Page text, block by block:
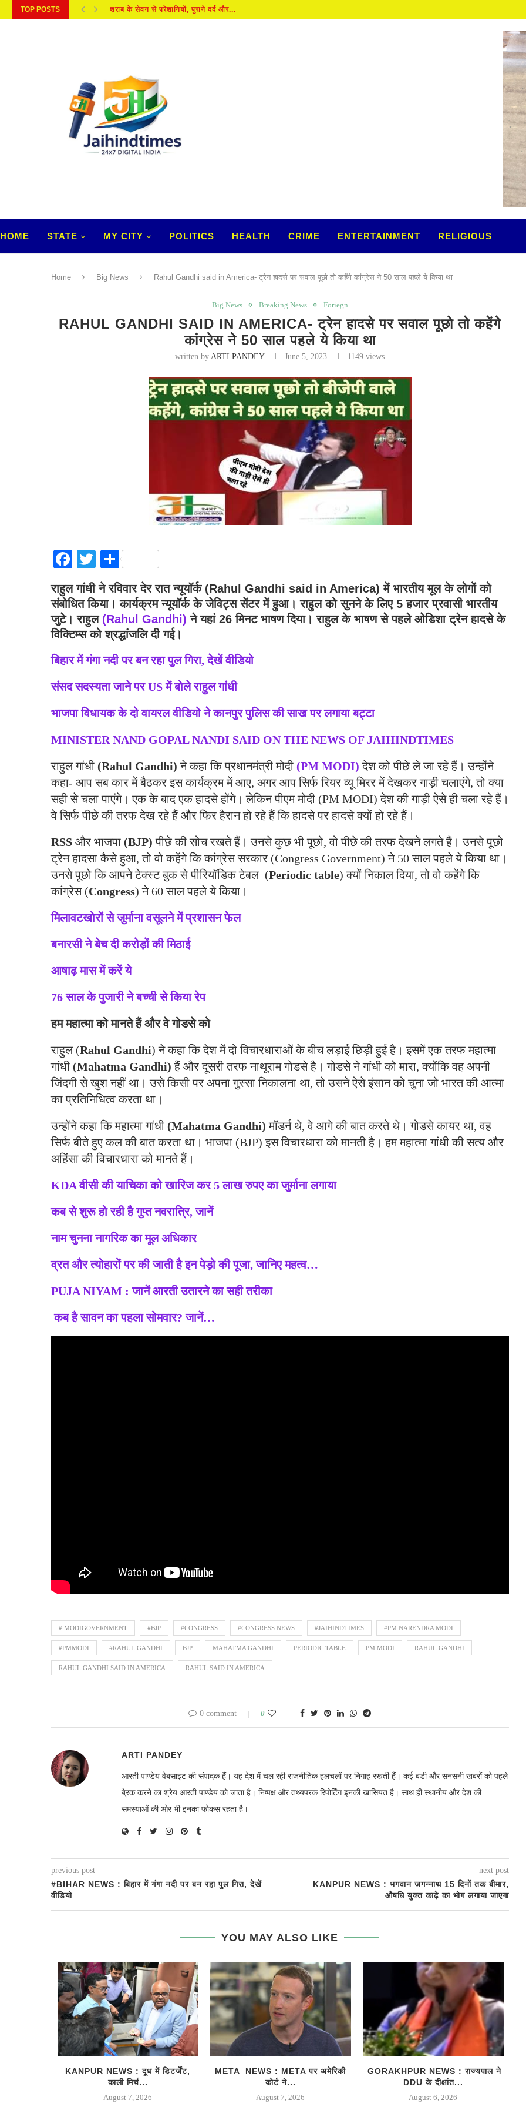
TOP POSTS शराब के सेवन से परेशानियों, पुराने दर्द और...
HOME STATE MY CITY POLITICS HEALTH CRIME ENTERTAINMENT RELIGIOUS
Home Big News Rahul Gandhi said in America- ट्रेन हादसे पर सवाल पूछो तो कहेंगे कांग्रेस ने 50 साल पहले ये किया था
Big News Breaking News Foriegn
RAHUL GANDHI SAID IN AMERICA- ट्रेन हादसे पर सवाल पूछो तो कहेंगे
कांग्रेस ने 50 साल पहले ये किया था
written byARTI PANDEY June 5, 2023 1149 views
Facebook
Twitter
Share
राहुल गांधी ने रविवार देर रात न्यूयॉर्क (Rahul Gandhi said in America)में भारतीय मूल के लोगों को
संबोधित किया। कार्यक्रम न्यूयॉर्क के जेविट्स सेंटर में हुआ। राहुल को सुनने के लिए 5 हजार प्रवासी भारतीय
जुटे। राहुल (Rahul Gandhi) ने यहां 26 मिनट भाषण दिया। राहुल के भाषण से पहले ओडिशा ट्रेन हादसे के
विक्टिम्स को श्रद्धांजलि दी गई।
बिहार में गंगा नदी पर बन रहा पुल गिरा, देखें वीडियो
संसद सदस्यता जाने पर US में बोले राहुल गांधी
भाजपा विधायक के दो वायरल वीडियो ने कानपुर पुलिस की साख पर लगाया बट्टा
MINISTER NAND GOPAL NANDI SAID ON THE NEWS OF JAIHINDTIMES
राहुल गांधी (Rahul Gandhi)ने कहा कि प्रधानमंत्री मोदी (PM MODI) देश को पीछे ले जा रहे हैं। उन्होंने
कहा- आप सब कार में बैठकर इस कार्यक्रम में आए, अगर आप सिर्फ रियर व्यू मिरर में देखकर गाड़ी चलाएंगे, तो क्या
सही से चला पाएंगे। एक के बाद एक हादसे होंगे। लेकिन पीएम मोदी (PM MODI) देश की गाड़ी ऐसे ही चला रहे हैं।
वे सिर्फ पीछे की तरफ देख रहे हैं और फिर हैरान हो रहे हैं कि हादसे पर हादसे क्यों हो रहे हैं।
RSS और भाजपा (BJP) पीछे की सोच रखते हैं। उनसे कुछ भी पूछो, वो पीछे की तरफ देखने लगते हैं। उनसे पूछो
ट्रेन हादसा कैसे हुआ, तो वो कहेंगे कि कांग्रेस सरकार (Congress Government) ने 50 साल पहले ये किया था।
उनसे पूछो कि आपने टेक्स्ट बुक से पीरियॉडिक टेबल (Periodic table) क्यों निकाल दिया, तो वो कहेंगे कि
कांग्रेस (Congress) ने 60 साल पहले ये किया।
मिलावटखोरों से जुर्माना वसूलने में प्रशासन फेल
बनारसी ने बेच दी करोड़ों की मिठाई
आषाढ़ मास में करें ये
76 साल के पुजारी ने बच्ची से किया रेप
हम महात्मा को मानते हैं और वे गोडसे को
राहुल (Rahul Gandhi) ने कहा कि देश में दो विचारधाराओं के बीच लड़ाई छिड़ी हुई है। इसमें एक तरफ महात्मा
गांधी (Mahatma Gandhi) हैं और दूसरी तरफ नाथूराम गोडसे है। गोडसे ने गांधी को मारा, क्योंकि वह अपनी
जिंदगी से खुश नहीं था। उसे किसी पर अपना गुस्सा निकालना था, तो उसने ऐसे इंसान को चुना जो भारत की आत्मा
का प्रतिनिधित्व करता था।
उन्होंने कहा कि महात्मा गांधी (Mahatma Gandhi) मॉडर्न थे, वे आगे की बात करते थे। गोडसे कायर था, वह
सिर्फ बीते हुए कल की बात करता था। भाजपा (BJP) इस विचारधारा को मानती है। हम महात्मा गांधी की सत्य और
अहिंसा की विचारधारा को मानते हैं।
KDA वीसी की याचिका को खारिज कर 5 लाख रुपए का जुर्माना लगाया
कब से शुरू हो रही है गुप्त नवरात्रि, जानें
नाम चुनना नागरिक का मूल अधिकार
व्रत और त्योहारों पर की जाती है इन पेड़ो की पूजा, जानिए महत्व…
PUJA NIYAM : जानें आरती उतारने का सही तरीका
कब है सावन का पहला सोमवार? जानें…
# MODIGOVERNMENT #BJP #CONGRESS #CONGRESS NEWS #JAIHINDTIMES #PM NARENDRA MODI
#PMMODI #RAHUL GANDHI BJP MAHATMA GANDHI PERIODIC TABLE PM MODI RAHUL GANDHI
RAHUL GANDHI SAID IN AMERICA RAHUL SAID IN AMERICA
0 comment 0
ARTI PANDEY
आरती पाण्डेय वेबसाइट की संपादक हैं। यह देश में चल रही राजनीतिक हलचलों पर निगाह रखती हैं। कई बडी और सनसनी खबरों को पहले
बे्रक करने का श्रेय आरती पाण्डेय को जाता है। निष्पक्ष और तथ्यपरक रिपोर्टिंग इनकी खासियत है। साथ ही स्थानीय और देश की
समस्याओं की ओर भी इनका फोकस रहता है।
previous post
#BIHAR NEWS : बिहार में गंगा नदी पर बन रहा पुल गिरा, देखें
वीडियो
next post
KANPUR NEWS : भगवान जगन्नाथ 15 दिनों तक बीमार,
औषधि युक्त काढ़े का भोग लगाया जाएगा
YOU MAY ALSO LIKE
KANPUR NEWS : दूध में डिटर्जेंट,
काली मिर्च...
August 7, 2026
META NEWS : META पर अमेरिकी
कोर्ट ने...
August 7, 2026
GORAKHPUR NEWS : राज्यपाल ने
DDU के दीक्षांत...
August 6, 2026